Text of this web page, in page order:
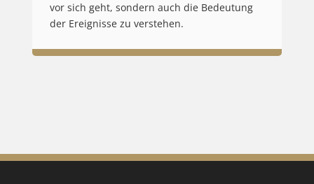
vor sich geht, sondern auch die Bedeutung
der Ereignisse zu verstehen.